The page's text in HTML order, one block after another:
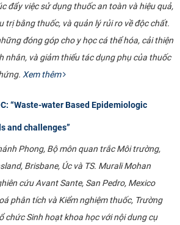
đẩy việc sử dụng thuốc an toàn và hiệu quả,
trị bằng thuốc, và quản lý rủi ro về độc chất.
đóng góp cho y học cá thể hóa, cải thiện
nhân, và giảm thiểu tác dụng phụ của thuốc
Xem thêm
“Waste-water Based Epidemiologic
and challenges”
Phong, Bộ môn quan trắc Môi trường,
Brisbane, Úc và TS. Murali Mohan
cứu Avant Sante, San Pedro, Mexico
phân tích và Kiểm nghiệm thuốc, Trường
chức Sinh hoạt khoa học với nội dung cụ